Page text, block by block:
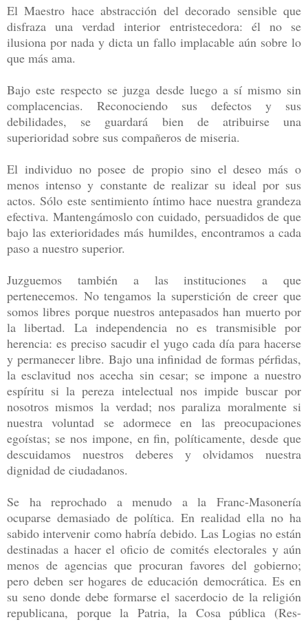
El Maestro hace abstracción del decorado sensible que
disfraza una verdad interior entristecedora: él no se
ilusiona por nada y dicta un fallo implacable aún sobre lo
que más ama.
Bajo este respecto se juzga desde luego a sí mismo sin
complacencias. Reconociendo sus defectos y sus
debilidades, se guardará bien de atribuirse una
superioridad sobre sus compañeros de miseria.
El individuo no posee de propio sino el deseo más o
menos intenso y constante de realizar su ideal por sus
actos. Sólo este sentimiento íntimo hace nuestra grandeza
efectiva. Mantengámoslo con cuidado, persuadidos de que
bajo las exterioridades más humildes, encontramos a cada
paso a nuestro superior.
Juzguemos también a las instituciones a que
pertenecemos. No tengamos la superstición de creer que
somos libres porque nuestros antepasados han muerto por
la libertad. La independencia no es transmisible por
herencia: es preciso sacudir el yugo cada día para hacerse
y permanecer libre. Bajo una infinidad de formas pérfidas,
la esclavitud nos acecha sin cesar; se impone a nuestro
espíritu si la pereza intelectual nos impide buscar por
nosotros mismos la verdad; nos paraliza moralmente si
nuestra voluntad se adormece en las preocupaciones
egoístas; se nos impone, en fin, políticamente, desde que
descuidamos nuestros deberes y olvidamos nuestra
dignidad de ciudadanos.
Se ha reprochado a menudo a la Franc-Masonería
ocuparse demasiado de política. En realidad ella no ha
sabido intervenir como habría debido. Las Logias no están
destinadas a hacer el oficio de comités electorales y aún
menos de agencias que procuran favores del gobierno;
pero deben ser hogares de educación democrática. Es en
su seno donde debe formarse el sacerdocio de la religión
republicana, porque la Patria, la Cosa pública (Res-